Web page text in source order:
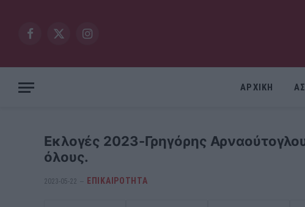
Facebook
X
Instagram
ΑΡΧΙΚΗ
Εκλογές 2023-Γρηγόρης
όλους.
2023-05-22 ΕΠΙΚΑΙΡΟΤΗΤΑ